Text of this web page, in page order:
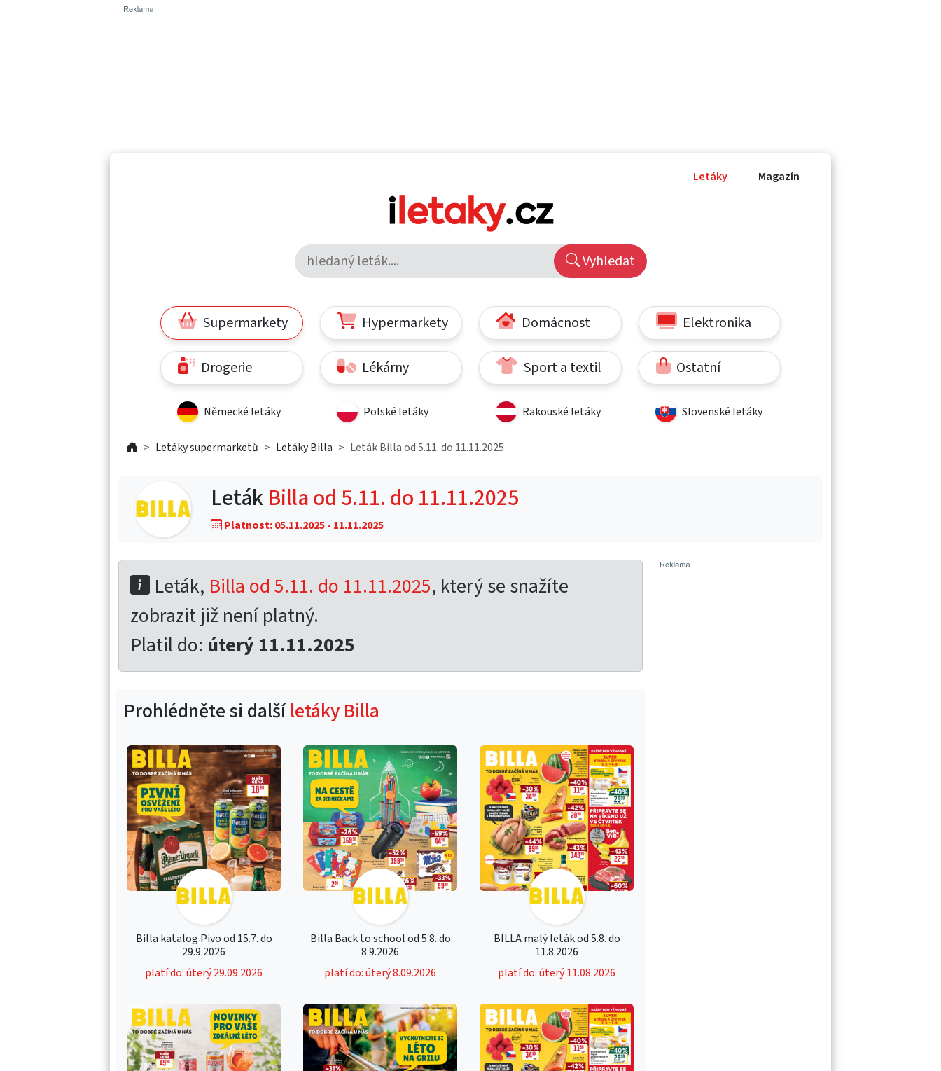
Letáky Magazín
Vyhledat
Supermarkety Hypermarkety Domácnost Elektronika
Drogerie Lékárny Sport a textil Ostatní
Německé letáky Polské letáky Rakouské letáky Slovenské letáky
Letáky supermarketů Letáky Billa Leták Billa od 5.11. do 11.11.2025
LetákBilla od 5.11. do 11.11.2025
Platnost: 05.11.2025 - 11.11.2025
Leták, Billa od 5.11. do 11.11.2025, který se snažíte
zobrazit již není platný.
Platil do: úterý 11.11.2025
Prohlédněte si dalšíletáky Billa
Billa katalog Pivo od 15.7. do
29.9.2026
platí do: úterý 29.09.2026
Billa Back to school od 5.8. do
8.9.2026
platí do: úterý 8.09.2026
BILLA malý leták od 5.8. do
11.8.2026
platí do: úterý 11.08.2026